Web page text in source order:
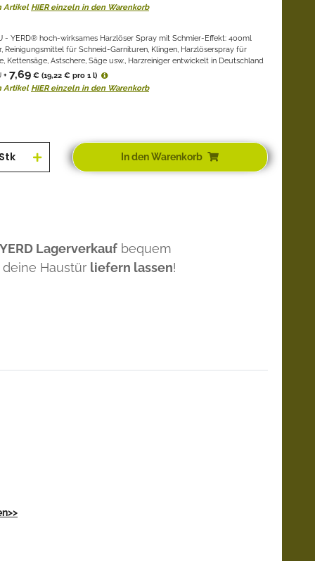
Artikel HIER einzeln in den Warenkorb
- YERD® hoch-wirksames Harzlöser Spray mit Schmier-Effekt: 400ml
Reinigungsmittel für Schneid-Garnituren, Klingen, Harzlöserspray für
Kettensäge, Astschere, Säge usw., Harzreiniger entwickelt in Deutschland
+ 7,69 € (19,22 € pro 1 l)
Artikel HIER einzeln in den Warenkorb
In den Warenkorb
Lagerverkauf bequem
Haustür liefern lassen!